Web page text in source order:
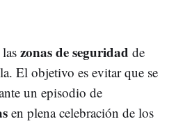
zonas de seguridad de
El objetivo es evitar que se
un episodio de
en plena celebración de los